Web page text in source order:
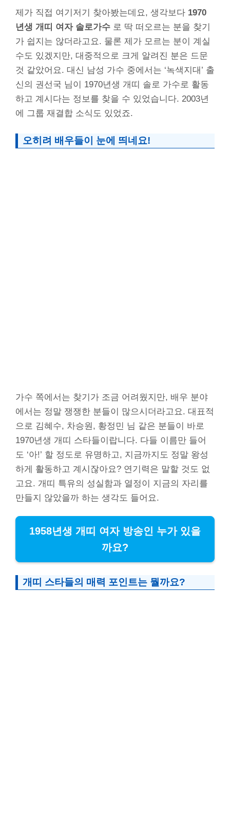
제가 직접 여기저기 찾아봤는데요, 생각보다 1970
년생 개띠 여자 솔로가수 로 딱 떠오르는 분을 찾기
가 쉽지는 않더라고요. 물론 제가 모르는 분이 계실
수도 있겠지만, 대중적으로 크게 알려진 분은 드문
것 같았어요. 대신 남성 가수 중에서는 ‘녹색지대’ 출
신의 권선국 님이 1970년생 개띠 솔로 가수로 활동
하고 계시다는 정보를 찾을 수 있었습니다. 2003년
에 그룹 재결합 소식도 있었죠.
오히려 배우들이 눈에 띄네요!
가수 쪽에서는 찾기가 조금 어려웠지만, 배우 분야
에서는 정말 쟁쟁한 분들이 많으시더라고요. 대표적
으로 김혜수, 차승원, 황정민 님 같은 분들이 바로
1970년생 개띠 스타들이랍니다. 다들 이름만 들어
도 ‘아!’ 할 정도로 유명하고, 지금까지도 정말 왕성
하게 활동하고 계시잖아요? 연기력은 말할 것도 없
고요. 개띠 특유의 성실함과 열정이 지금의 자리를
만들지 않았을까 하는 생각도 들어요.
1958년생 개띠 여자 방송인 누가 있을
까요?
개띠 스타들의 매력 포인트는 뭘까요?